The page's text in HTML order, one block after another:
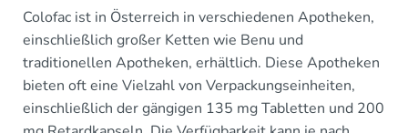
Colofac ist in Österreich in verschiedenen Apotheken,
einschließlich großer Ketten wie Benu und
traditionellen Apotheken, erhältlich. Diese Apotheken
bieten oft eine Vielzahl von Verpackungseinheiten,
einschließlich der gängigen 135 mg Tabletten und 200